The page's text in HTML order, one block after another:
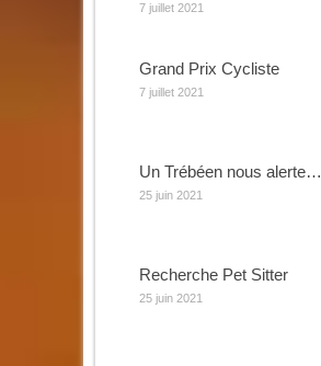
7 juillet 2021
Grand Prix Cycliste
7 juillet 2021
Un Trébéen nous alerte…
25 juin 2021
Recherche Pet Sitter
25 juin 2021